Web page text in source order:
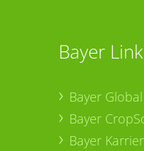
Bayer
Bayer Global
Bayer
Bayer